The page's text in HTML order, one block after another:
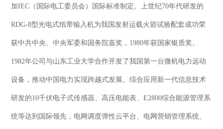
加IEC（国际电工委员会）国际标准制定。上世纪70年代研发的
RDG-8型光电式纸带输入机为我国发射运载火箭试验配套成功荣
获中共中央、中央军委和国务院嘉奖，1980年获国家银质奖。
1982年公司与山东工业大学合作开发了我国第一台微机电力远动
设备，推动中国电力实现跨越式发展。综合应用新一代信息技术
研发的10千伏电子式传感器、高压电能表、E2800综合能源管理系
统等达到国际领先，电网调度弹性云平台、电网营销管理系统、